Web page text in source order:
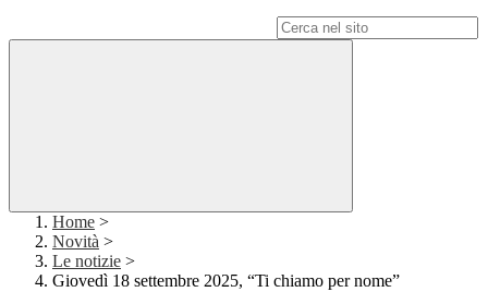
Home >
Novità >
Le notizie >
Giovedì 18 settembre 2025, “Ti chiamo per nome”